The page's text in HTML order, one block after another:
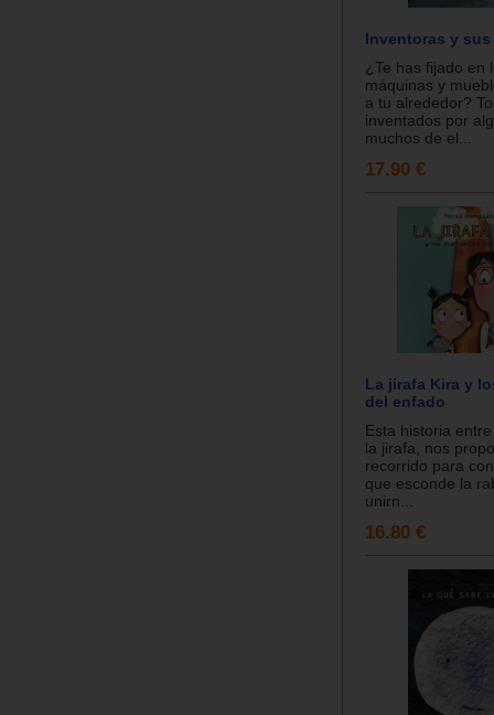
Inventoras y
¿Te has fijado en
máquinas y
a tu alrededor?
inventados por
muchos de el...
17.90 €
La jirafa Kira y
del enfado
Esta historia
la jirafa, nos
recorrido para
que esconde la
unirn...
16.80 €